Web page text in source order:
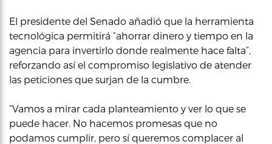
El presidente del Senado añadió que la herramienta
tecnológica permitirá “ahorrar dinero y tiempo en la
agencia para invertirlo donde realmente hace falta”,
reforzando así el compromiso legislativo de atender
las peticiones que surjan de la cumbre.
“Vamos a mirar cada planteamiento y ver lo que se
puede hacer. No hacemos promesas que no
podamos cumplir, pero sí queremos complacer al